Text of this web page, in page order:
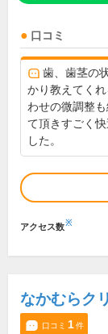
口コミ
歯、歯茎の
かり教えてく
わせの微調整
て頂きすごく
した。
アクセス数※
なかむらク
口コミ 1件